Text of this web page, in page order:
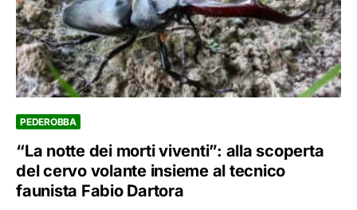
PEDEROBBA
“La notte dei morti viventi”: alla scoperta
del cervo volante insieme al tecnico
faunista Fabio Dartora